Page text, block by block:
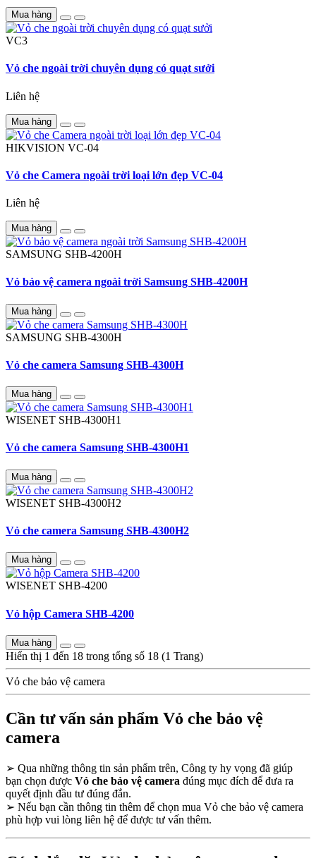
Mua hàng
VC3
Vỏ che ngoài trời chuyên dụng có quạt sưởi
Liên hệ
Mua hàng
HIKVISION VC-04
Vỏ che Camera ngoài trời loại lớn đẹp VC-04
Liên hệ
Mua hàng
SAMSUNG SHB-4200H
Vỏ bảo vệ camera ngoài trời Samsung SHB-4200H
Mua hàng
SAMSUNG SHB-4300H
Vỏ che camera Samsung SHB-4300H
Mua hàng
WISENET SHB-4300H1
Vỏ che camera Samsung SHB-4300H1
Mua hàng
WISENET SHB-4300H2
Vỏ che camera Samsung SHB-4300H2
Mua hàng
WISENET SHB-4200
Vỏ hộp Camera SHB-4200
Mua hàng
Hiển thị 1 đến 18 trong tổng số 18 (1 Trang)
Vỏ che bảo vệ camera
Cần tư vấn sản phẩm Vỏ che bảo vệ
camera
➢ Qua những thông tin sản phẩm trên, Công ty hy vọng đã giúp
bạn chọn được Vỏ che bảo vệ camera đúng mục đích để đưa ra
quyết định đầu tư đúng đắn.
➢ Nếu bạn cần thông tin thêm để chọn mua Vỏ che bảo vệ camera
phù hợp vui lòng liên hệ để được tư vấn thêm.